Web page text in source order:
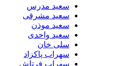
سعید مدرس
سعید مشرقی
سعید موذن
سعید واحدی
سلی خان
سهراب پاکزاد
سهراب فرتاش